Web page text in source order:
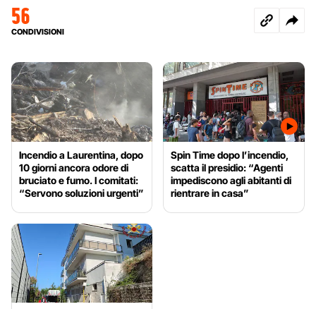
56
CONDIVISIONI
Incendio a Laurentina, dopo
10 giorni ancora odore di
bruciato e fumo. I comitati:
“Servono soluzioni urgenti”
Spin Time dopo l’incendio,
scatta il presidio: “Agenti
impediscono agli abitanti di
rientrare in casa”